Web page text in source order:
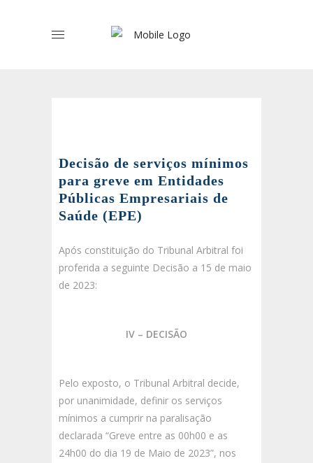
Decisão de serviços mínimos
para greve em Entidades
Públicas Empresariais de
Saúde (EPE)
Após constituição do Tribunal Arbitral foi
proferida a seguinte Decisão a 15 de maio
de 2023:
IV – DECISÃO
Pelo exposto, o Tribunal Arbitral decide,
por unanimidade, definir os serviços
mínimos a cumprir na paralisação
declarada “Greve entre as 00h00 e as
24h00 do dia 19 de Maio de 2023”, nos